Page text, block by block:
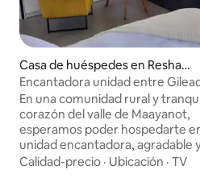
Casa de huéspedes en Reshafi
m
Encantadora unidad entre
Gilboa
En una comunidad rural y
corazón del valle de Maayanot,
esperamos poder hospedarte
unidad encantadora, agradable
La unidad se encuentra en un piso
Calidad-precio · Ubicación · TV